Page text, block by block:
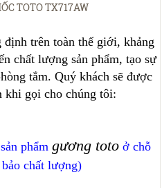
TOTO TX717AW
trên toàn thế giới, khảng
chất lượng sản phẩm, tạo sự
tắm. Quý khách sẽ được
khi gọi cho chúng tôi:
phẩm gương toto ở chỗ
chất lượng)